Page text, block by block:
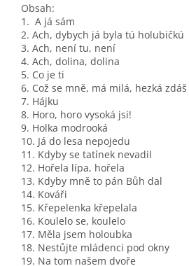
Obsah:
1. A já sám
2. Ach, dybych já byla tú holubičkú
3. Ach, není tu, není
4. Ach, dolina, dolina
5. Co je ti
6. Což se mně, má milá, hezká zdáš
7. Hájku
8. Horo, horo vysoká jsi!
9. Holka modrooká
10. Já do lesa nepojedu
11. Kdyby se tatínek nevadil
12. Hořela lípa, hořela
13. Kdyby mně to pán Bůh dal
14. Kováři
15. Křepelenka křepelala
16. Koulelo se, koulelo
17. Měla jsem holoubka
18. Nestůjte mládenci pod okny
19. Na tom našem dvoře